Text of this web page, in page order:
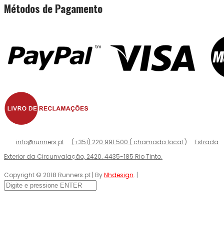
Métodos de Pagamento
info@runners.pt (+351) 220 991 500 ( chamada local )
Estrada
Exterior da Circunvalação, 2420. 4435-185 Rio Tinto.
Copyright © 2018 Runners.pt | ByNhdesign. |